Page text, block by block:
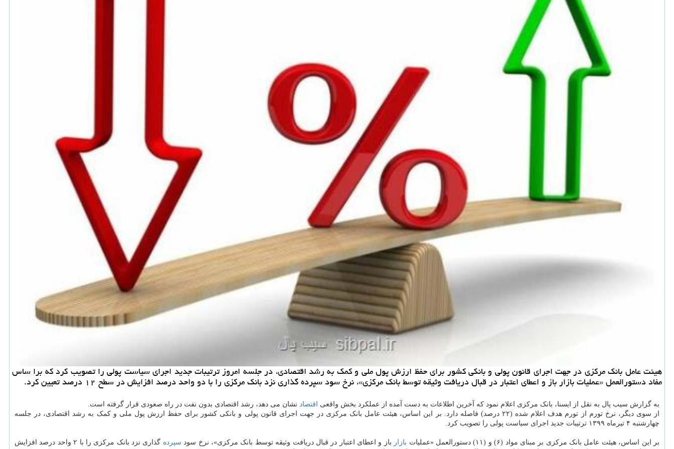
هیئت عامل بانك مركزی در جهت اجرای قانون پولی و بانكی كشور برای حفظ ارزش پول ملی و كمك به رشد اقتصادی، در جلسه امروز ترتیبات جدید اجرای سیاست پولی را تصویب كرد كه برا ساس
مفاد دستورالعمل «عملیات بازار باز و اعطای اعتبار در قبال دریافت وثیقه توسط بانك مركزی»، نرخ سود سپرده گذاری نزد بانك مركزی را با دو واحد درصد افزایش در سطح ۱۲ درصد تعیین كرد.
به گزارش سیب پال به نقل از ایسنا، بانک مرکزی اعلام نمود که آخرین اطلاعات به دست آمده از عملکرد بخش واقعی اقتصاد نشان می دهد، رشد اقتصادی بدون نفت در راه صعودی قرار گرفته است.
از سوی دیگر، نرخ تورم از تورم هدف اعلام شده (۲۲ درصد) فاصله دارد. بر این اساس، هیئت عامل بانک مرکزی در جهت اجرای قانون پولی و بانکی کشور برای حفظ ارزش پول ملی و کمک به رشد اقتصادی، در جلسه
چهارشنبه ۴ تیرماه ۱۳۹۹ ترتیبات جدید اجرای سیاست پولی را تصویب کرد.
بر این اساس، هیئت عامل بانک مرکزی بر مبنای مواد (۶) و (۱۱) دستورالعمل «عملیات بازار باز و اعطای اعتبار در قبال دریافت وثیقه توسط بانک مرکزی»، نرخ سود سپرده
گذاری نزد بانک مرکزی را با ۲ واحد درصد افزایش